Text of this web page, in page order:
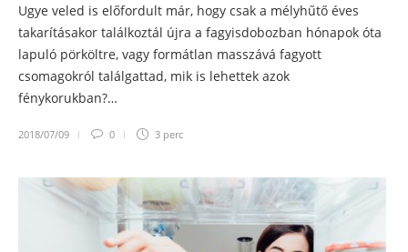
Ugye veled is előfordult már, hogy csak a mélyhűtő éves
takarításakor találkoztál újra a fagyisdobozban hónapok óta
lapuló pörköltre, vagy formátlan masszává fagyott
csomagokról találgattad, mik is lehettek azok
fénykorukban?…
2018/07/09 0 3 perc